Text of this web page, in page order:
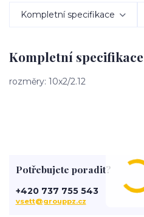
Kompletní specifikace
Kompletní specifikace
rozměry: 10x2/2.12
Potřebujete poradit?
+420 737 755 543
vsett@grouppz.cz